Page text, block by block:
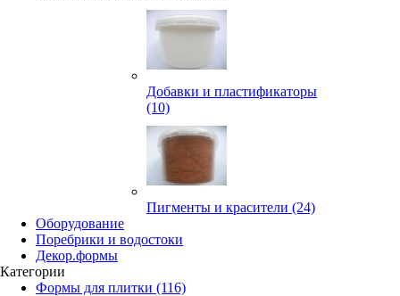
Добавки и пластификаторы
(10)
Пигменты и красители (24)
Оборудование
Поребрики и водостоки
Декор.формы
Категории
Формы для плитки (116)